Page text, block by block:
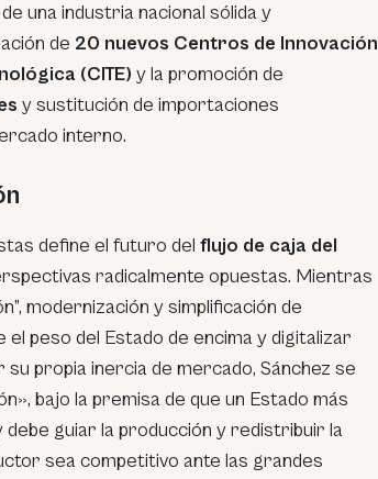
una industria nacional sólida y
de 20 nuevos Centros de Innovación
(CITE) y la promoción de
y sustitución de importaciones
interno.
define el futuro del flujo de caja del
radicalmente opuestas. Mientras
modernización y simplificación de
peso del Estado de encima y digitalizar
propia inercia de mercado, Sánchez se
bajo la premisa de que un Estado más
guiar la producción y redistribuir la
sea competitivo ante las grandes